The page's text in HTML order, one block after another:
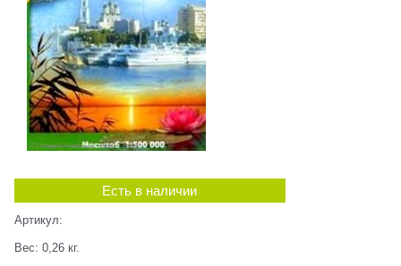
Есть в наличии
Артикул:
Вес: 0,26 кг.